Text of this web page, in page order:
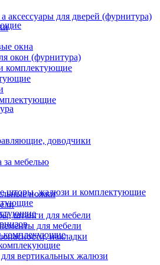
аксессуары для дверей (фурнитура)
окна
окон (фурнитура)
комплектующие
доводчики
за мебелью
ножки
штанги для мебели
для мебели
накладки
шторы, жалюзи и комплектующие
комплекующие
вертикальных жалюзи